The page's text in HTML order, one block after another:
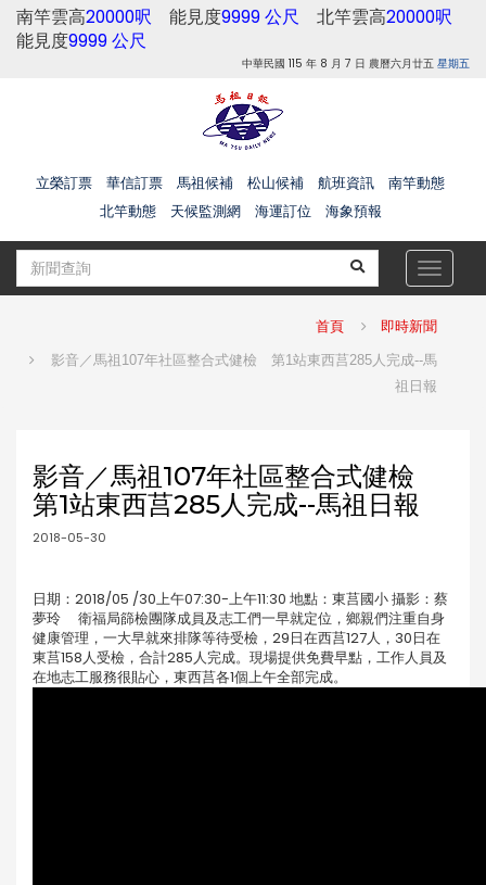
南竿雲高20000呎 能見度9999 公尺 北竿雲高20000呎
能見度9999 公尺
中華民國 115 年 8 月 7 日 農曆六月廿五 星期五
立榮訂票 華信訂票 馬祖候補 松山候補 航班資訊
南竿動態
北竿動態
天候監測網 海運訂位 海象預報
Toggle
首頁 即時新聞
影音／馬祖107年社區整合式健檢 第1站東西莒285人完成--馬
祖日報
影音／馬祖107年社區整合式健檢
第1站東西莒285人完成--馬祖日報
2018-05-30
日期：2018/05 /30上午07:30-上午11:30 地點：東莒國小 攝影：蔡
夢玲 衛福局篩檢團隊成員及志工們一早就定位，鄉親們注重自身
健康管理，一大早就來排隊等待受檢，29日在西莒127人，30日在
東莒158人受檢，合計285人完成。現場提供免費早點，工作人員及
在地志工服務很貼心，東西莒各1個上午全部完成。